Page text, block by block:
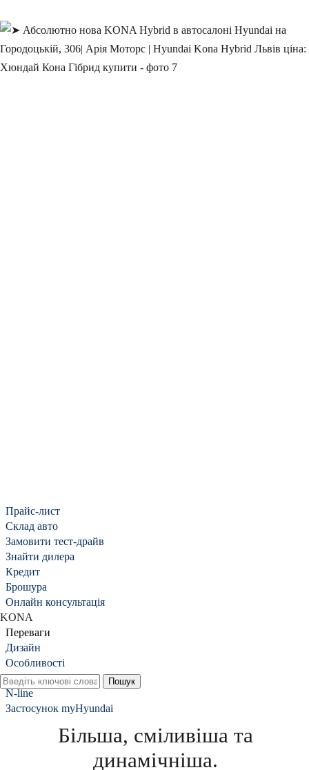
Прайс-лист
Cклад авто
Замовити тест-драйв
Знайти дилера
Кредит
Брошура
Онлайн консультація
KONA
Переваги
Дизайн
Особливості
Продуктивність
N-line
Застосунок myHyundai
Більша, сміливіша та
динамічніша.